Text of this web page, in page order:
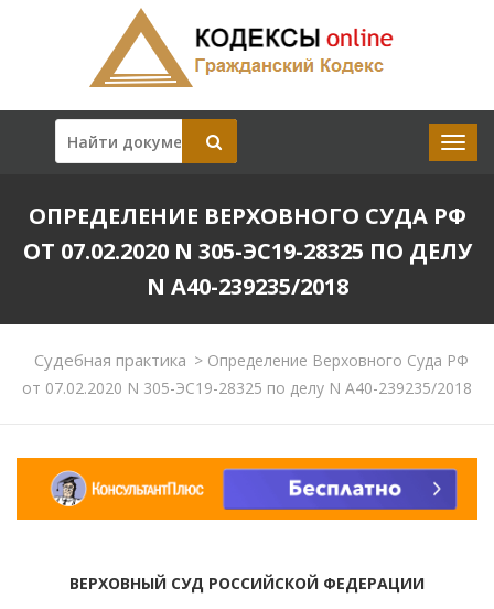
ОПРЕДЕЛЕНИЕ ВЕРХОВНОГО СУДА РФ
ОТ 07.02.2020 N 305-ЭС19-28325 ПО ДЕЛУ
N А40-239235/2018
Судебная практика >Определение Верховного Суда РФ
от 07.02.2020 N 305-ЭС19-28325 по делу N А40-239235/2018
ВЕРХОВНЫЙ СУД РОССИЙСКОЙ ФЕДЕРАЦИИ